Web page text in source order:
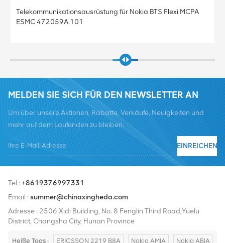
ERICSSON RRU Radio 8808 B38A KRC 161 677/1
MELDEN SIE SICH FÜR DEN NEWSLETTER AN
Um über unsere Aktionen, Rabatte, Verkäufe, Neuigkeiten und
mehr auf dem Laufenden zu bleiben.
EINREICHEN
Tel :+8619376997331
Email :summer@chinaxingheda.com
Adresse : 2506 Xidi Building, No. 8 Fenglin Third Road,Yuelu
District, Changsha City, Hunan Province
Heiße Tags : ERICSSON 2219 B8A Nokia AMIA Nokia ABIA